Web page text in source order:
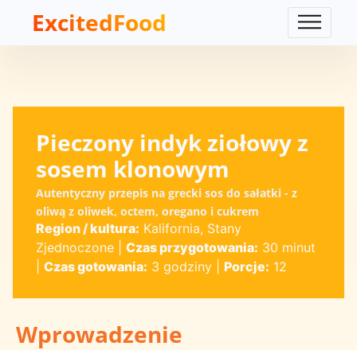
ExcitedFood
Pieczony indyk ziołowy z
sosem klonowym
Autentyczny przepis na grecki sos do sałatki - z
oliwą z oliwek, octem, oregano i cukrem
Region / kultura: Kalifornia, Stany
Zjednoczone| Czas przygotowania: 30 minut
Czas gotowania: 3 godziny| Porcje: 12
Wprowadzenie